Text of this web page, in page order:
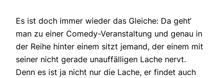
Es ist doch immer wieder das Gleiche: Da geht‘
man zu einer Comedy-Veranstaltung und genau in
der Reihe hinter einem sitzt jemand, der einem mit
seiner nicht gerade unauffälligen Lache nervt.
Denn es ist ja nicht nur die Lache, er findet auch